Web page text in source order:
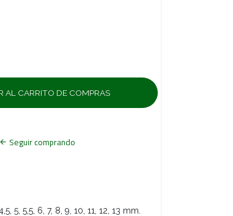
Seguir comprando
5, 5,5, 6, 7, 8, 9, 10, 11, 12, 13 mm.